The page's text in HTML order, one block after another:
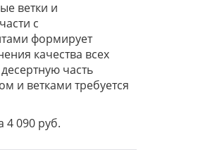
ветки и
с
формирует
качества всех
часть
и ветками требуется
4 090 руб.